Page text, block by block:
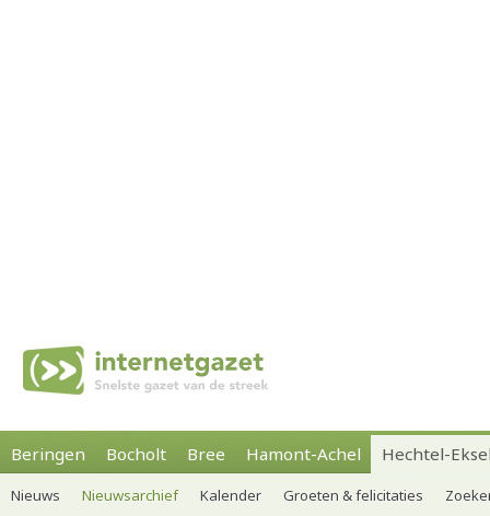
Beringen Bocholt Bree Hamont-Achel Hechtel-
Nieuws Nieuwsarchief Kalender Groeten & felicitaties